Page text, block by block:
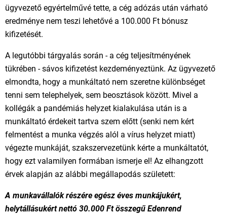
ügyvezető egyértelművé tette, a cég adózás után várható
eredménye nem teszi lehetővé a 100.000 Ft bónusz
kifizetését.
A legutóbbi tárgyalás során - a cég teljesítményének
tükrében - sávos kifizetést kezdeményeztünk. Az ügyvezető
elmondta, hogy a munkáltató nem szeretne különbséget
tenni sem telephelyek, sem beosztások között. Mivel a
kollégák a pandémiás helyzet kialakulása után is a
munkáltató érdekeit tartva szem előtt (senki nem kért
felmentést a munka végzés alól a vírus helyzet miatt)
végezte munkáját, szakszervezetünk kérte a munkáltatót,
hogy ezt valamilyen formában ismerje el! Az elhangzott
érvek alapján az alábbi megállapodás született:
A munkavállalók részére egész éves munkájukért,
helytállásukért nettó 30.000 Ft összegű Edenrend